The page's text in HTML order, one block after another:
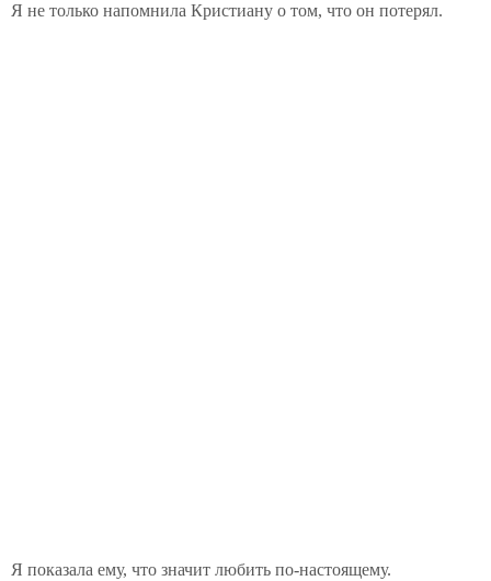
Я не только напомнила Кристиану о том, что он потерял.
Я показала ему, что значит любить по-настоящему.